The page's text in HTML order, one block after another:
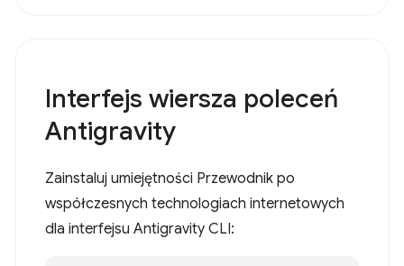
Interfejs wiersza poleceń
Antigravity
Zainstaluj umiejętności Przewodnik po
współczesnych technologiach internetowych
dla interfejsu Antigravity CLI: